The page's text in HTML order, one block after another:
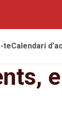
teCalendari